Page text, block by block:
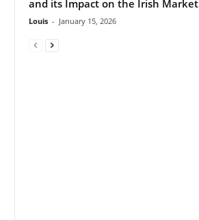
and its Impact on the Irish Market
Louis - January 15, 2026